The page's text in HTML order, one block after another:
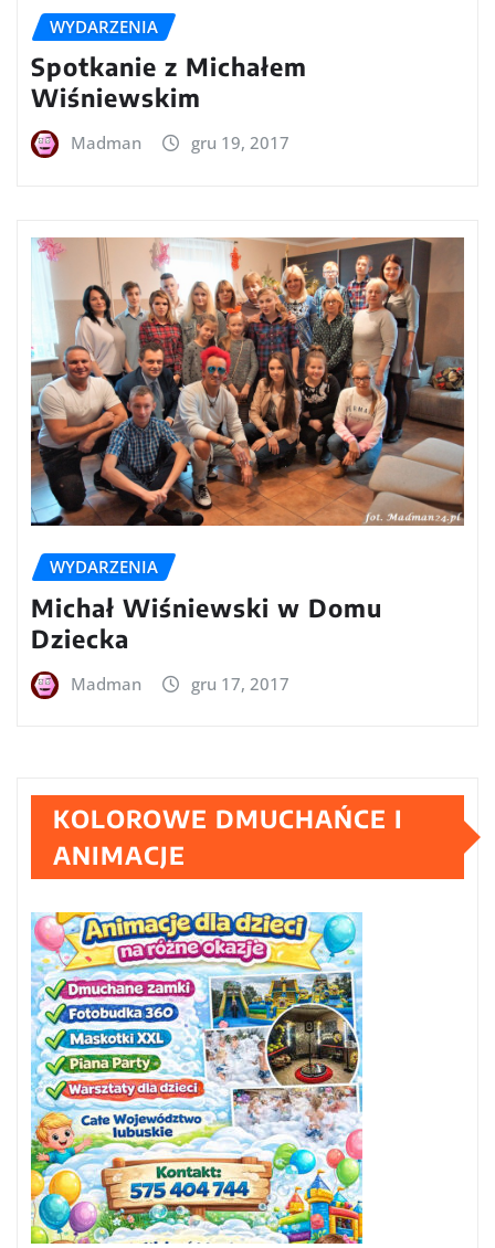
WYDARZENIA
Spotkanie z Michałem
Wiśniewskim
Madman gru 19, 2017
WYDARZENIA
Michał Wiśniewski w Domu
Dziecka
Madman gru 17, 2017
KOLOROWE DMUCHAŃCE I
ANIMACJE